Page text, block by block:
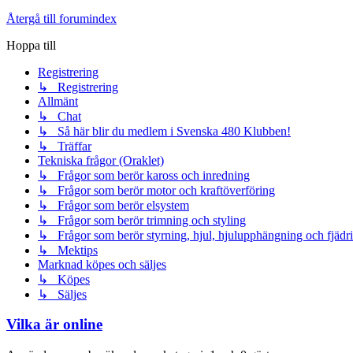
Återgå till forumindex
Hoppa till
Registrering
↳ Registrering
Allmänt
↳ Chat
↳ Så här blir du medlem i Svenska 480 Klubben!
↳ Träffar
Tekniska frågor (Oraklet)
↳ Frågor som berör kaross och inredning
↳ Frågor som berör motor och kraftöverföring
↳ Frågor som berör elsystem
↳ Frågor som berör trimning och styling
↳ Frågor som berör styrning, hjul, hjulupphängning och
↳ Mektips
Marknad köpes och säljes
↳ Köpes
↳ Säljes
Vilka är online